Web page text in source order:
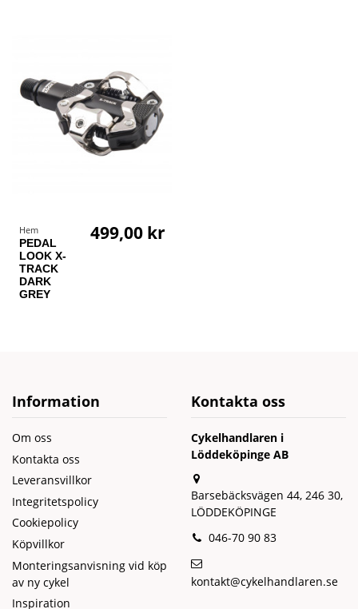
Hem
PEDAL
LOOK X-
TRACK
DARK
GREY
499,00 kr
Information
Om oss
Kontakta oss
Leveransvillkor
Integritetspolicy
Cookiepolicy
Köpvillkor
Monteringsanvisning vid köp
av ny cykel
Inspiration
Kontakta oss
Cykelhandlaren i
Löddeköpinge AB
Barsebäcksvägen 44, 246 30,
LÖDDEKÖPINGE
046-70 90 83
kontakt@cykelhandlaren.se